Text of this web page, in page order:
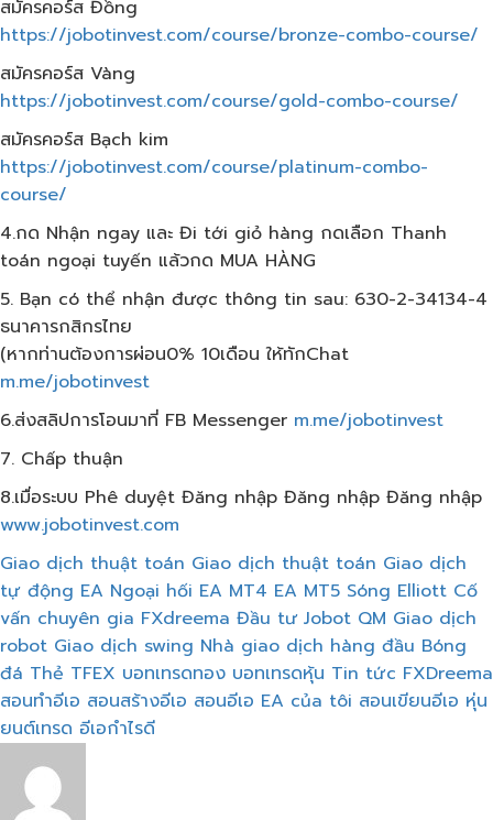
สมัครคอร์ส​ Đồng
https://jobotinvest.com/course/bronze-combo-course/
สมัครคอร์ส​ Vàng
https://jobotinvest.com/course/gold-combo-course/
สมัครคอร์ส​ Bạch kim
https://jobotinvest.com/course/platinum-combo-
course/
4.กด Nhận ngay และ Đi tới giỏ hàng กดเลือก​ Thanh
toán ngoại tuyến แล้วกด​ MUA HÀNG
5. Bạn có thể nhận được thông tin sau: 630-2-34134-4
ธนาคารกสิกรไทย
(หากท่านต้องการผ่อน0% 10เดือน​ ให้ทักChat
m.me/jobotinvest
6.ส่งสลิปการโอนมาที่ FB Messenger m.me/jobotinvest
7. Chấp thuận
8.เมื่อระบบ Phê duyệt Đăng nhập Đăng nhập Đăng nhập
www.jobotinvest.com
Giao dịch thuật toán Giao dịch thuật toán Giao dịch
tự động EA Ngoại hối EA MT4 EA MT5 Sóng Elliott Cố
vấn chuyên gia FXdreema Đầu tư Jobot QM Giao dịch
robot Giao dịch swing Nhà giao dịch hàng đầu Bóng
đá Thẻ TFEX บอทเทรดทอง บอทเทรดหุ้น Tin tức FXDreema
สอนทำอีเอ สอนสร้างอีเอ สอนอีเอ EA của tôi สอนเขียนอีเอ หุ่น
ยนต์เทรด อีเอกำไรดี